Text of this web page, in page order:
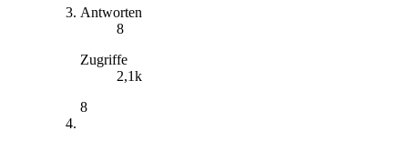
Antworten
8
Zugriffe
2,1k
8